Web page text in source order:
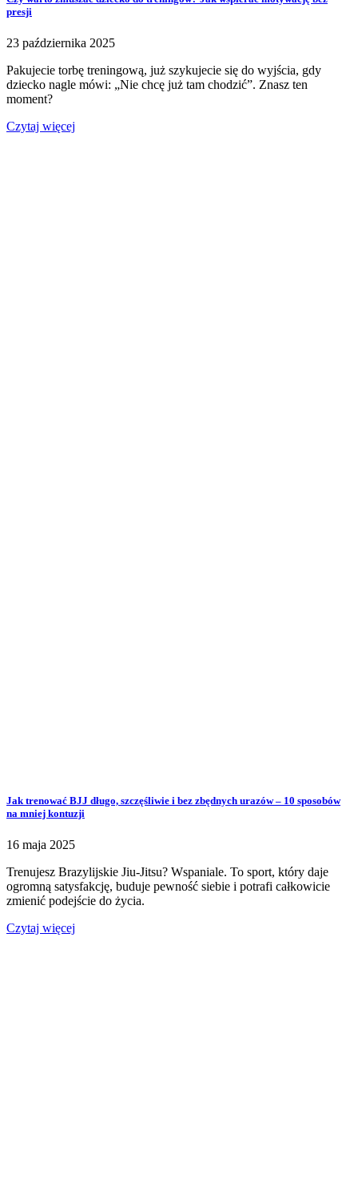
presji
23 października 2025
Pakujecie torbę treningową, już szykujecie się do wyjścia, gdy
dziecko nagle mówi: „Nie chcę już tam chodzić”. Znasz ten
moment?
Czytaj więcej
Jak trenować BJJ długo, szczęśliwie i bez zbędnych urazów – 10 sposobów
na mniej kontuzji
16 maja 2025
Trenujesz Brazylijskie Jiu-Jitsu? Wspaniale. To sport, który daje
ogromną satysfakcję, buduje pewność siebie i potrafi całkowicie
zmienić podejście do życia.
Czytaj więcej